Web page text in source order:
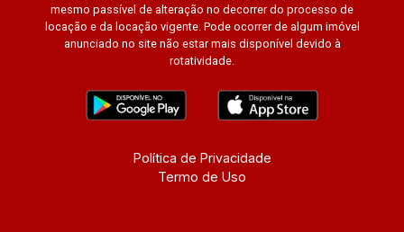
mesmo passível de alteração no decorrer do processo de
locação e da locação vigente. Pode ocorrer de algum imóvel
anunciado no site não estar mais disponível devido à
rotatividade.
Política de Privacidade
Termo de Uso